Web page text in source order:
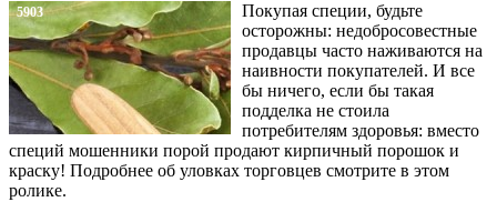
5903
Покупая специи, будьте
осторожны: недобросовестные
продавцы часто наживаются на
наивности покупателей. И все
бы ничего, если бы такая
подделка не стоила
потребителям здоровья: вместо
специй мошенники порой продают кирпичный порошок и
краску! Подробнее об уловках торговцев смотрите в этом
ролике.